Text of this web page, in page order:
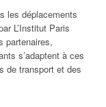
les déplacements
L’Institut Paris
partenaires,
s’adaptent à ces
de transport et des